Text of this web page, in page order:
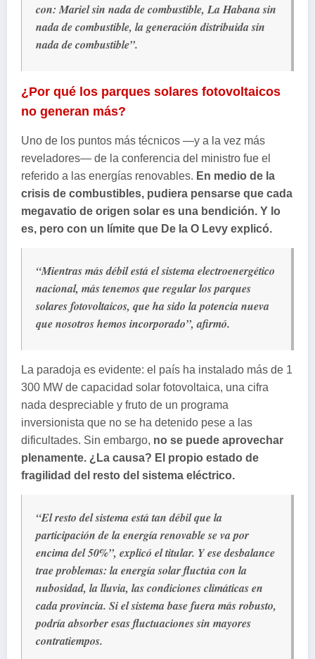
con: Mariel sin nada de combustible, La Habana sin
nada de combustible, la generación distribuida sin
nada de combustible”.
¿Por qué los parques solares fotovoltaicos
no generan más?
Uno de los puntos más técnicos —y a la vez más
reveladores— de la conferencia del ministro fue el
referido a las energías renovables. En medio de la
crisis de combustibles, pudiera pensarse que cada
megavatio de origen solar es una bendición. Y lo
es, pero con un límite que De la O Levy explicó.
“Mientras más débil está el sistema electroenergético
nacional, más tenemos que regular los parques
solares fotovoltaicos, que ha sido la potencia nueva
que nosotros hemos incorporado”, afirmó.
La paradoja es evidente: el país ha instalado más de 1
300 MW de capacidad solar fotovoltaica, una cifra
nada despreciable y fruto de un programa
inversionista que no se ha detenido pese a las
dificultades. Sin embargo, no se puede aprovechar
plenamente. ¿La causa? El propio estado de
fragilidad del resto del sistema eléctrico.
“El resto del sistema está tan débil que la
participación de la energía renovable se va por
encima del 50%”, explicó el titular. Y ese desbalance
trae problemas: la energía solar fluctúa con la
nubosidad, la lluvia, las condiciones climáticas en
cada provincia. Si el sistema base fuera más robusto,
podría absorber esas fluctuaciones sin mayores
contratiempos.